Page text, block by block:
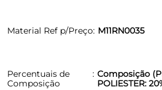
Material Ref p/Preço M11RN0035
Percentuais de
Composição
Composição
POLIESTER: